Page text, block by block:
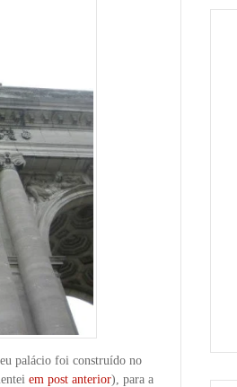
palácio foi construído no
em post anterior), para a